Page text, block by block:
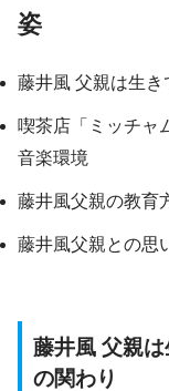
姿
藤井風 父親は生き
喫茶店「ミッチャ
音楽環境
藤井風父親の教育
藤井風父親との思
藤井風 父親
の関わり